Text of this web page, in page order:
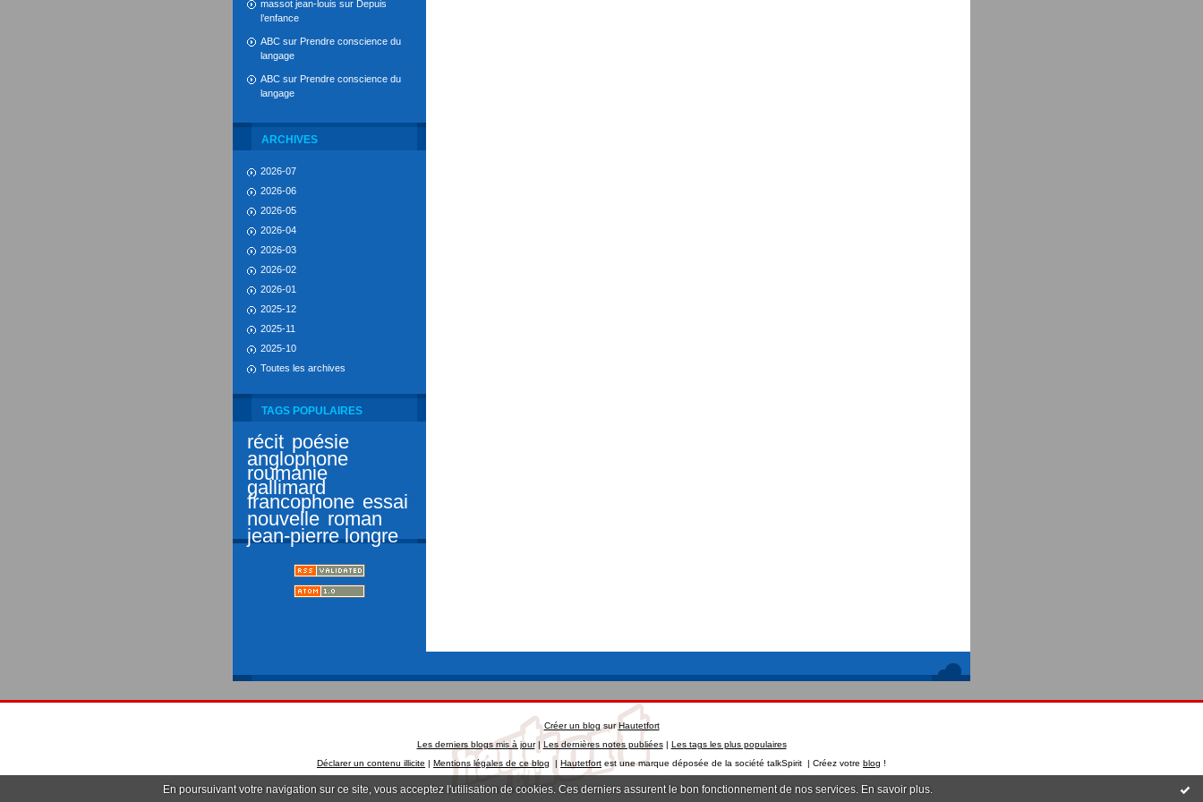
En poursuivant votre navigation sur ce site, vous acceptez l'utilisation de cookies. Ces derniers assurent le bon fonctionnement de nos services. En savoir plus.
massot jean-louis sur Depuis
l’enfance
ABC sur Prendre conscience du
langage
ABC sur Prendre conscience du
langage
ARCHIVES
2026-07
2026-06
2026-05
2026-04
2026-03
2026-02
2026-01
2025-12
2025-11
2025-10
Toutes les archives
TAGS POPULAIRES
récit poésie
anglophone
roumanie
gallimard
francophone essai
nouvelle roman
jean-pierre longre
Créer un blog surHautetfort
Les derniers blogs mis à jour|Les dernières notes publiées| Les tags les plus populaires
Déclarer un contenu illicite | Mentions légales de ce blog | Hautetfort est une marque déposée de la société talkSpirit | Créez votre blog !